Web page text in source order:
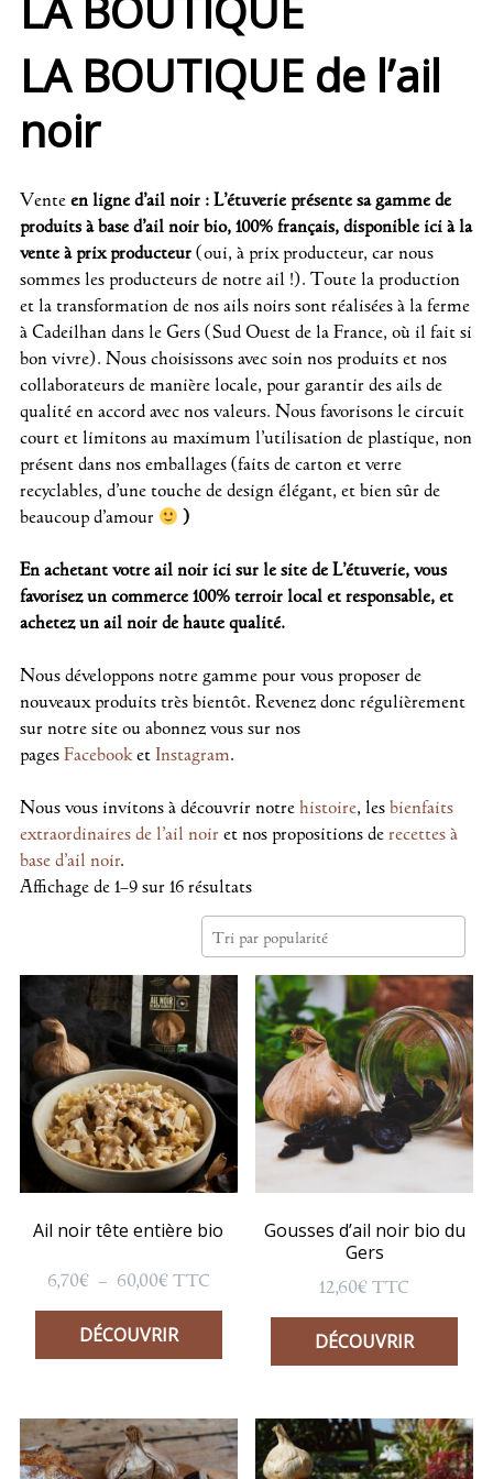
LA BOUTIQUE de l’ail
noir
Venteen ligne d’ail noir : L’étuverie présente sa gamme de
produits à base d’ail noir bio, 100% français, disponible ici à la
vente à prix producteur(oui, à prix producteur, car nous
sommes les producteurs de notre ail !). Toute la production
et la transformation de nos ails noirs sont réalisées à la ferme
à Cadeilhan dans le Gers (Sud Ouest de la France, où il fait si
bon vivre). Nous choisissons avec soin nos produits et nos
collaborateurs de manière locale, pour garantir des ails de
qualité en accord avec nos valeurs. Nous favorisons le circuit
court et limitons au maximum l’utilisation de plastique, non
présent dans nos emballages (faits de carton et verre
recyclables, d’une touche de design élégant, et bien sûr de
beaucoup d’amour
)
En achetant votre ail noir ici sur le site de L’étuverie, vous
favorisez un commerce 100% terroir local et responsable, et
achetez un ail noir de haute qualité.
Nous développons notre gamme pour vous proposer de
nouveaux produits très bientôt. Revenez donc régulièrement
sur notre site ou abonnez vous sur nos
pagesFacebooketInstagram.
Nous vous invitons à découvrir notrehistoire, lesbienfaits
extraordinaires de l’ail noiret nos propositions derecettes à
base d’ail noir.
Affichage de 1–9 sur 16 résultats
Ail noir tête entière bio
6,70€ – 60,00€Plage
de
prix :
6,70€
TTC
DÉCOUVRIR
Gousses d’ail noir bio du
Gers
12,60€TTC
DÉCOUVRIR